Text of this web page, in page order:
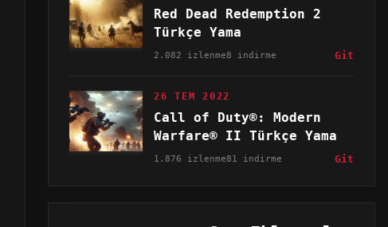
Red Dead Redemption 2
Türkçe Yama
2.082 izlenme8 indirme Git
26 TEM 2022
Call of Duty®: Modern
Warfare® II Türkçe Yama
1.876 izlenme81 indirme Git